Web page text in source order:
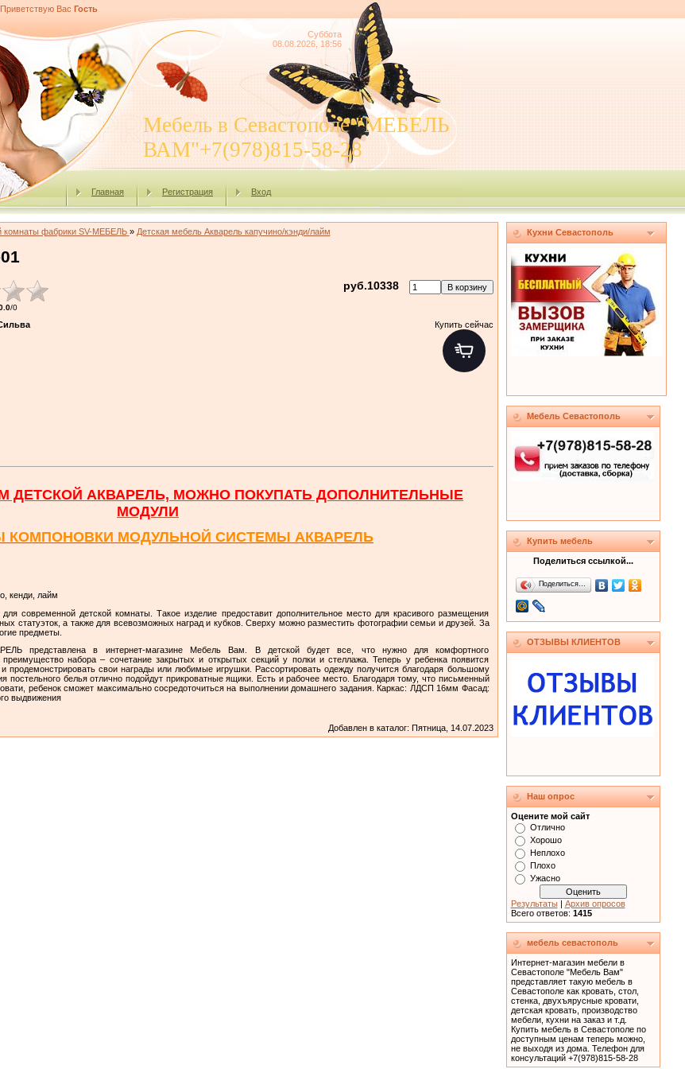
Приветствую Вас Гость
Суббота
08.08.2026, 18:56
Мебель в Севастополе "МЕБЕЛЬ
ВАМ"+7(978)815-58-28
Главная Регистрация Вход
комнаты фабрики SV-МЕБЕЛЬ » Детская мебель Акварель капучино/кэнди/лайм
/0
руб.10338
Купить сейчас
ДЕТСКОЙ АКВАРЕЛЬ, МОЖНО ПОКУПАТЬ ДОПОЛНИТЕЛЬНЫЕ
МОДУЛИ
КОМПОНОВКИ МОДУЛЬНОЙ СИСТЕМЫ АКВАРЕЛЬ
кенди, лайм
современной детской комнаты. Такое изделие предоставит дополнительное место для красивого размещения
статуэток, а также для всевозможных наград и кубков. Сверху можно разместить фотографии семьи и друзей. За
предметы.
представлена в интернет-магазине Мебель Вам. В детской будет все, что нужно для комфортного
набора – сочетание закрытых и открытых секций у полки и стеллажа. Теперь у ребенка появится
продемонстрировать свои награды или любимые игрушки. Рассортировать одежду получится благодаря большому
постельного белья отлично подойдут прикроватные ящики. Есть и рабочее место. Благодаря тому, что письменный
ребенок сможет максимально сосредоточиться на выполнении домашнего задания. Каркас: ЛДСП 16мм Фасад:
выдвижения
Добавлен в каталог: Пятница, 14.07.2023
Кухни Севастополь
Мебель Севастополь
Купить мебель
Поделиться ссылкой...
Поделиться…
ОТЗЫВЫ КЛИЕНТОВ
Наш опрос
Оцените мой сайт
Отлично
Хорошо
Неплохо
Плохо
Ужасно
Результаты| Архив опросов
Всего ответов: 1415
мебель севастополь
Интернет-магазин мебели в
Севастополе "Мебель Вам"
представляет такую мебель в
Севастополе как кровать, cтол,
стенка, двухъярусные кровати,
детская кровать, производство
мебели, кухни на заказ и т.д.
Купить мебель в Севастополе по
доступным ценам теперь можно,
не выходя из дома. Телефон для
консультаций +7(978)815-58-28